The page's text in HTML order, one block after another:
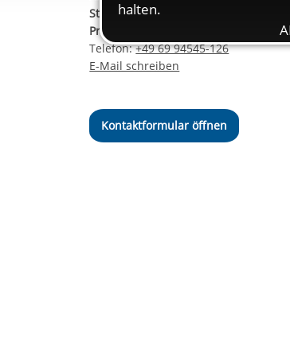
zur Bereitstellung
Diese Cookies setzen wir
Stellvertretende
Pressesprecherin
Telefon:+49 69 94545-126
E-Mail schreiben
Kontaktformular öffnen